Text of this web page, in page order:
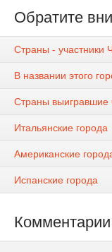
Обратите
Страны - участники
В названии этого
Страны выигравшие
Итальянские города
Американские
Испанские города